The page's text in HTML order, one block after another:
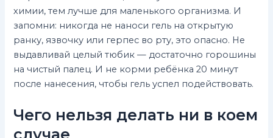
химии, тем лучше для маленького организма. И
запомни: никогда не наноси гель на открытую
ранку, язвочку или герпес во рту, это опасно. Не
выдавливай целый тюбик — достаточно горошины
на чистый палец. И не корми ребёнка 20 минут
после нанесения, чтобы гель успел подействовать.
Чего нельзя делать ни в коем